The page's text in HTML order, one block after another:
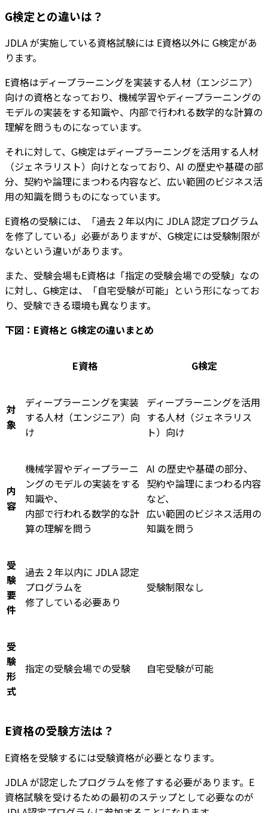
G検定との違いは？
JDLA が実施している資格試験には E資格以外に G検定があ
ります。
E資格はディープラーニングを実装する人材（エンジニア）
向けの資格となっており、機械学習やディープラーニングの
モデルの実装をする知識や、内部で行われる数学的な計算の
理解を問うものになっています。
それに対して、G検定はディープラーニングを活用する人材
（ジェネラリスト）向けとなっており、AI の歴史や基礎の部
分、契約や論理にまつわる内容など、広い範囲のビジネス活
用の知識を問うものになっています。
E資格の受験には、「過去 2 年以内に JDLA 認定プログラム
を修了している」必要がありますが、G検定には受験制限が
ないという違いがあります。
また、受験会場もE資格は「指定の受験会場での受験」なの
に対し、G検定は、「自宅受験が可能」という形になってお
り、受験できる環境も異なります。
下図：E資格と G検定の違いまとめ
E資格 G検定
対
象
ディープラーニングを実装
する人材（エンジニア）向
け
ディープラーニングを活用
する人材（ジェネラリス
ト）向け
内
容
機械学習やディープラーニ
ングのモデルの実装をする
知識や、
内部で行われる数学的な計
算の理解を問う
AI の歴史や基礎の部分、
契約や論理にまつわる内容
など、
広い範囲のビジネス活用の
知識を問う
受
験
要
件
過去 2 年以内に JDLA 認定
プログラムを
修了している必要あり
受験制限なし
受
験
形
式
指定の受験会場での受験 自宅受験が可能
E資格の受験方法は？
E資格を受験するには受験資格が必要となります。
JDLA が認定したプログラムを修了する必要があります。E
資格試験を受けるための最初のステップとして必要なのが